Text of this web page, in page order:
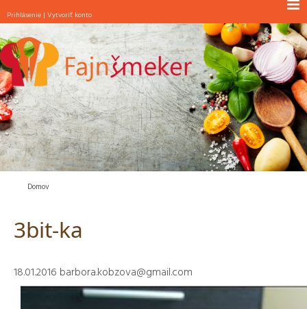
Prihlásenie | Vytvoriť konto
NOVINKY
RAŇAJKY
POLIEVKY
JEDLÁ S MÄSOM
JEDLÁ BEZ MÄSA
ŠALÁTY
Domov
3bit-ka
18.01.2016 barbora.kobzova@gmail.com